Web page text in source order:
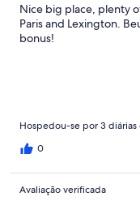
Nice big place, plenty
Paris and Lexington.
bonus!
Hospedou-se por 3
0
Avaliação verificada